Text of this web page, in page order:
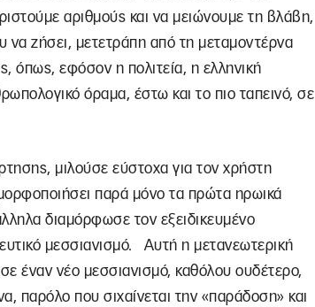
αριθμούς και να μειώνουμε τη βλάβη,
ζήσει, μετετράπη από τη μεταμοντέρνα
όπως, εφόσον η πολιτεία, η ελληνική
όραμα, έστω και το πιο ταπεινό, σε
μιλούσε εύστοχα για τον χρήστη
παρά μόνο τα πρώτα ηρωικά
διαμόρφωσε τον εξειδικευμένο
μεσσιανισμό. Αυτή η μετανεωτερική
έναν νέο μεσσιανισμό, καθόλου ουδέτερο,
παρόλο που σιχαίνεται την «παράδοση» και